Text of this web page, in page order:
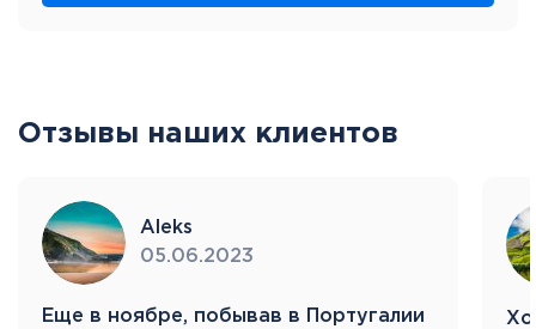
Отзывы наших клиентов
Aleks
05.06.2023
Eще в ноябре, побывав в Португалии